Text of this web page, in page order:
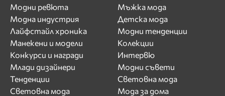
Модни ревюта
Модна индустрия
Лайфстайл хроника
Манекени и модели
Конкурси и награди
Млади дизайнери
Тенденции
Световна мода
Мъжка мода
Детска мода
Модни тенденции
Колекции
Интервю
Модни съвети
Световна мода
Мода за дома